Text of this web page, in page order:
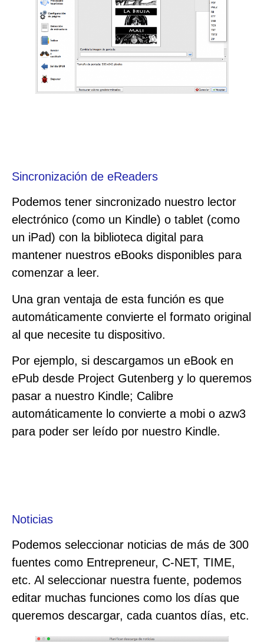
Sincronización de eReaders
Podemos tener sincronizado nuestro lector
electrónico (como un Kindle) o tablet (como
un iPad) con la biblioteca digital para
mantener nuestros eBooks disponibles para
comenzar a leer.
Una gran ventaja de esta función es que
automáticamente convierte el formato original
al que necesite tu dispositivo.
Por ejemplo, si descargamos un eBook en
ePub desde Project Gutenberg y lo queremos
pasar a nuestro Kindle; Calibre
automáticamente lo convierte a mobi o azw3
para poder ser leído por nuestro Kindle.
Noticias
Podemos seleccionar noticias de más de 300
fuentes como Entrepreneur, C-NET, TIME,
etc. Al seleccionar nuestra fuente, podemos
editar muchas funciones como los días que
queremos descargar, cada cuantos días, etc.